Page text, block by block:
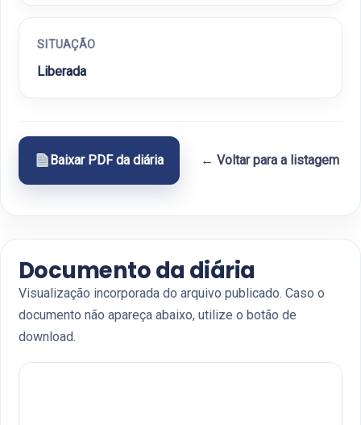
SITUAÇÃO
Liberada
Baixar PDF da diária ← Voltar para a listagem
Documento da diária
Visualização incorporada do arquivo publicado. Caso o
documento não apareça abaixo, utilize o botão de
download.